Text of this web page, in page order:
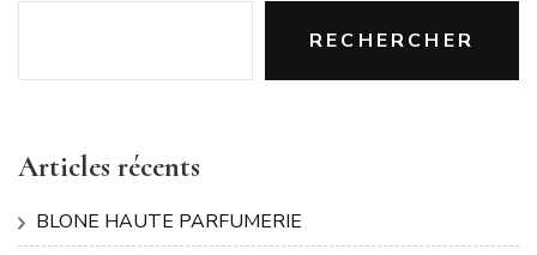
RECHERCHER
Articles récents
BLONE HAUTE PARFUMERIE